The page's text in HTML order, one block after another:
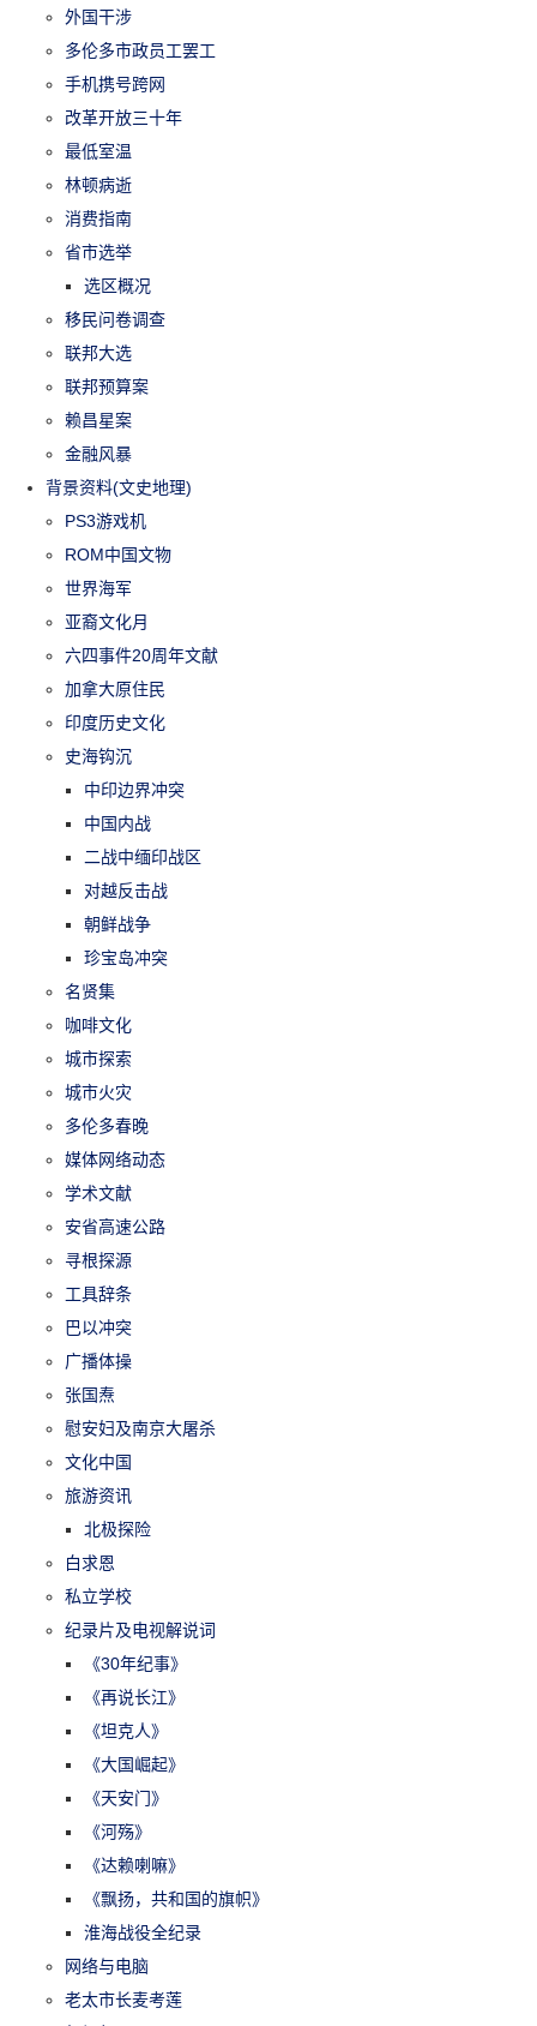
外国干涉
多伦多市政员工罢工
手机携号跨网
改革开放三十年
最低室温
林顿病逝
消费指南
省市选举
选区概况
移民问卷调查
联邦大选
联邦预算案
赖昌星案
金融风暴
背景资料(文史地理)
PS3游戏机
ROM中国文物
世界海军
亚裔文化月
六四事件20周年文献
加拿大原住民
印度历史文化
史海钩沉
中印边界冲突
中国内战
二战中缅印战区
对越反击战
朝鲜战争
珍宝岛冲突
名贤集
咖啡文化
城市探索
城市火灾
多伦多春晚
媒体网络动态
学术文献
安省高速公路
寻根探源
工具辞条
巴以冲突
广播体操
张国焘
慰安妇及南京大屠杀
文化中国
旅游资讯
北极探险
白求恩
私立学校
纪录片及电视解说词
《30年纪事》
《再说长江》
《坦克人》
《大国崛起》
《天安门》
《河殇》
《达赖喇嘛》
《飘扬，共和国的旗帜》
淮海战役全纪录
网络与电脑
老太市长麦考莲